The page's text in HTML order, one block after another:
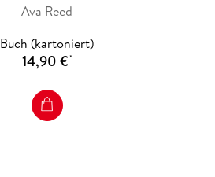
Ava Reed
Buch (kartoniert)
14,90 €*